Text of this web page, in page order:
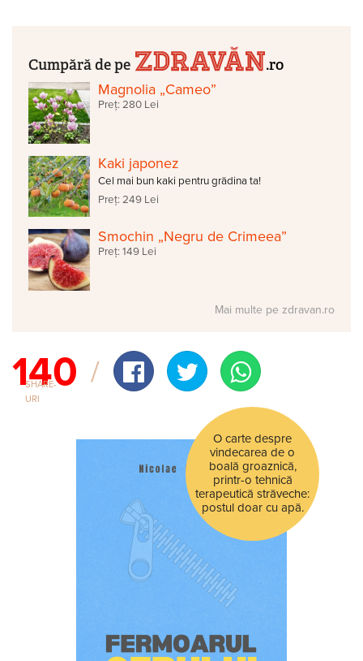
Cumpără de pe .ro
Magnolia „Cameo”
Preț: 280 Lei
Kaki japonez
Cel mai bun kaki pentru grădina ta!
Preț: 249 Lei
Smochin „Negru de Crimeea”
Preț: 149 Lei
Mai multe pe zdravan.ro
140
SHARE-
URI
O carte despre
vindecarea de o
boală groaznică,
printr-o tehnică
terapeutică străveche:
postul doar cu apă.